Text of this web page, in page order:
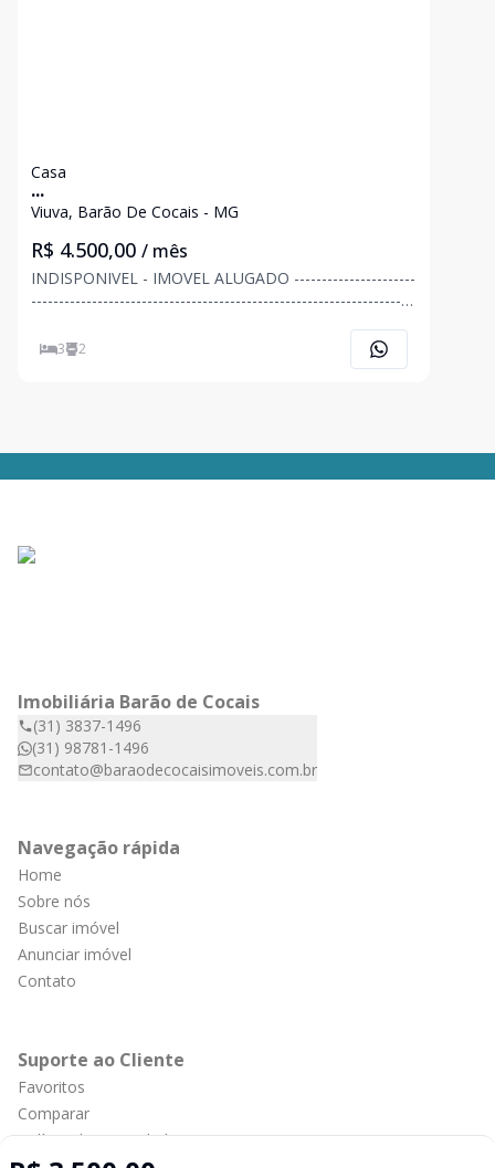
Casa
...
Viuva, Barão De Cocais - MG
R$ 4.500,00 / mês
INDISPONIVEL - IMOVEL ALUGADO ----------------------
--------------------------------------------------------------------
ELETRONICO
3 2
Imobiliária Barão de Cocais
(31) 3837-1496
(31) 98781-1496
contato@baraodecocaisimoveis.com.br
Navegação rápida
Home
Sobre nós
Buscar imóvel
Anunciar imóvel
Contato
Suporte ao Cliente
Favoritos
Comparar
Política de privacidade